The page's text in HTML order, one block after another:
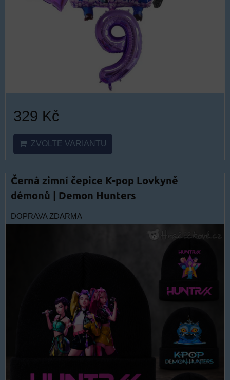
329 Kč
ZVOLTE VARIANTU
Černá zimní čepice K-pop Lovkyně
démonů | Demon Hunters
DOPRAVA ZDARMA